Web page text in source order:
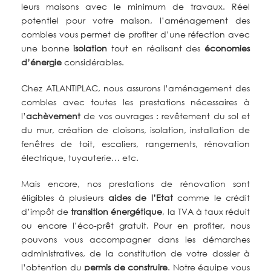
leurs maisons avec le minimum de travaux. Réel
potentiel pour votre maison, l’aménagement des
combles vous permet de profiter d’une réfection avec
une bonneisolation tout en réalisant deséconomies
d’énergie considérables.
Chez ATLANTIPLAC, nous assurons l’aménagement des
combles avec toutes les prestations nécessaires à
l’achèvement de vos ouvrages : revêtement du sol et
du mur, création de cloisons, isolation, installation de
fenêtres de toit, escaliers, rangements, rénovation
électrique, tuyauterie… etc.
Mais encore, nos prestations de rénovation sont
éligibles à plusieurs aides de l’Etatcomme le crédit
d’impôt detransition énergétique, la TVA à taux réduit
ou encore l’éco-prêt gratuit. Pour en profiter, nous
pouvons vous accompagner dans les démarches
administratives, de la constitution de votre dossier à
l’obtention du permis de construire. Notre équipe vous